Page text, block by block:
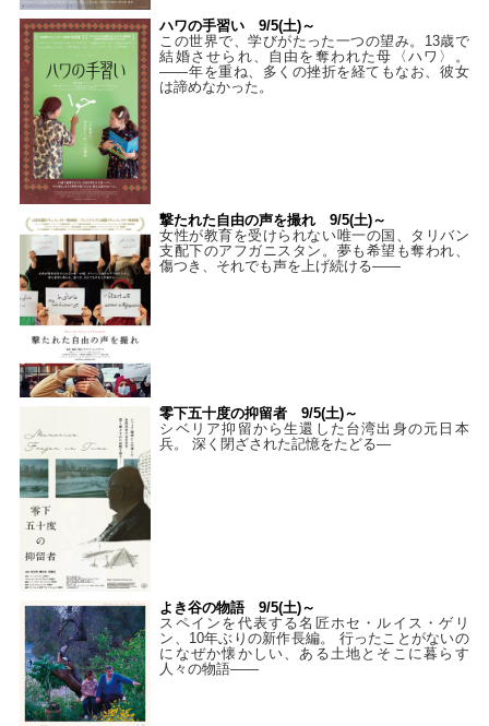
ハワの手習い 9/5(土)～
この世界で、学びがたった一つの望み。13歳で
結婚させられ、自由を奪われた母〈ハワ〉。
——年を重ね、多くの挫折を経てもなお、彼女
は諦めなかった。
撃たれた自由の声を撮れ 9/5(土)～
女性が教育を受けられない唯一の国、タリバン
支配下のアフガニスタン。夢も希望も奪われ、
傷つき、それでも声を上げ続ける——
零下五十度の抑留者 9/5(土)～
シベリア抑留から生還した台湾出身の元日本
兵。 深く閉ざされた記憶をたどる—
よき谷の物語 9/5(土)～
スペインを代表する名匠ホセ・ルイス・ゲリ
ン、10年ぶりの新作長編。 行ったことがないの
になぜか懐かしい、ある土地とそこに暮らす
人々の物語――